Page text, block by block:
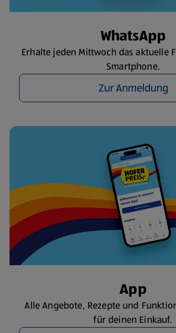
WhatsApp
Erhalte jeden Mittwoch das aktuelle
Smartphone.
Zur Anmeldung
App
Alle Angebote, Rezepte und
für deinen Einkauf.